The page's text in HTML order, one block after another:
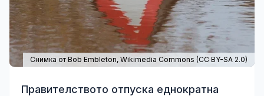
Снимка от Bob Embleton, Wikimedia Commons (CC BY-SA 2.0)
Правителството отпуска еднократна